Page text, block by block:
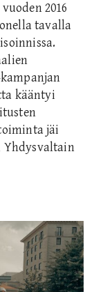
2016
tavalla
kääntyi
jäi
Yhdysvaltain